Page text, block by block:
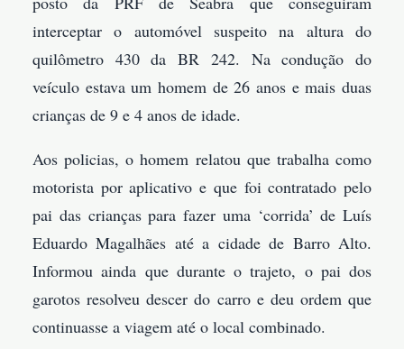
interceptar o automóvel suspeito na altura do
quilômetro 430 da BR 242. Na condução do
veículo estava um homem de 26 anos e mais duas
crianças de 9 e 4 anos de idade.
Aos policias, o homem relatou que trabalha como
motorista por aplicativo e que foi contratado pelo
pai das crianças para fazer uma ‘corrida’ de Luís
Eduardo Magalhães até a cidade de Barro Alto.
Informou ainda que durante o trajeto, o pai dos
garotos resolveu descer do carro e deu ordem que
continuasse a viagem até o local combinado.